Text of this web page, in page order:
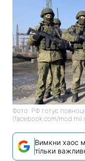
Фото: РФ готує
(facebook.com/
Вимкни хаос
тільки